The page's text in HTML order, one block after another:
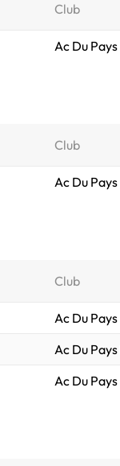
Club
Ac Du
Club
Ac Du
Club
Ac Du
Ac Du
Ac Du